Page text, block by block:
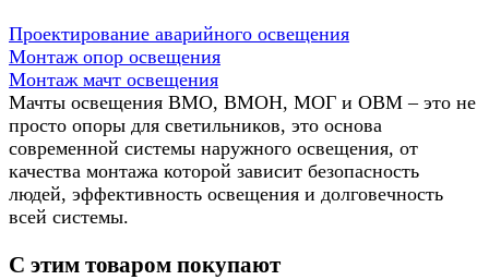
Проектирование аварийного освещения
Монтаж опор освещения
Монтаж мачт освещения
Мачты освещения ВМО, ВМОН, МОГ и ОВМ – это не
просто опоры для светильников, это основа
современной системы наружного освещения, от
качества монтажа которой зависит безопасность
людей, эффективность освещения и долговечность
всей системы.
С этим товаром покупают